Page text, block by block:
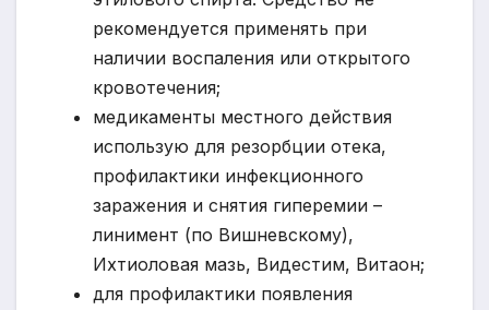
рекомендуется применять при
наличии воспаления или открытого
кровотечения;
медикаменты местного действия
использую для резорбции отека,
профилактики инфекционного
заражения и снятия гиперемии –
линимент (по Вишневскому),
Ихтиоловая мазь, Видестим, Витаон;
для профилактики появления